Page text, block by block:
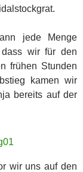
jede Menge
wir für den
frühen Stunden
kamen wir
bereits auf der
wir uns auf den